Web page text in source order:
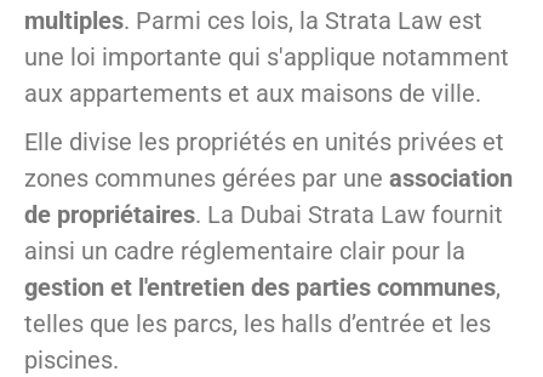
multiples. Parmi ces lois, la Strata Law est
une loi importante qui s'applique notamment
aux appartements et aux maisons de ville.
Elle divise les propriétés en unités privées et
zones communes gérées par une association
de propriétaires. La Dubai Strata Law fournit
ainsi un cadre réglementaire clair pour la
gestion et l'entretien des parties communes,
telles que les parcs, les halls d’entrée et les
piscines.